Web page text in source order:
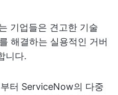
기업들은 견고한 기술
해결하는 실용적인 거버
니다.
터 ServiceNow의 다중